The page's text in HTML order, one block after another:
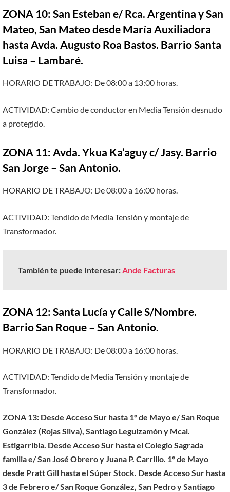
ZONA 10: San Esteban e/ Rca. Argentina y San
Mateo, San Mateo desde María Auxiliadora
hasta Avda. Augusto Roa Bastos. Barrio Santa
Luisa – Lambaré.
HORARIO DE TRABAJO: De 08:00 a 13:00 horas.
ACTIVIDAD: Cambio de conductor en Media Tensión desnudo
a protegido.
ZONA 11: Avda. Ykua Ka’aguy c/ Jasy. Barrio
San Jorge – San Antonio.
HORARIO DE TRABAJO: De 08:00 a 16:00 horas.
ACTIVIDAD: Tendido de Media Tensión y montaje de
Transformador.
También te puede Interesar:Ande Facturas
ZONA 12: Santa Lucía y Calle S/Nombre.
Barrio San Roque – San Antonio.
HORARIO DE TRABAJO: De 08:00 a 16:00 horas.
ACTIVIDAD: Tendido de Media Tensión y montaje de
Transformador.
ZONA 13: Desde Acceso Sur hasta 1° de Mayo e/ San Roque
González (Rojas Silva), Santiago Leguizamón y Mcal.
Estigarribia. Desde Acceso Sur hasta el Colegio Sagrada
familia e/ San José Obrero y Juana P. Carrillo. 1° de Mayo
desde Pratt Gill hasta el Súper Stock. Desde Acceso Sur hasta
3 de Febrero e/ San Roque González, San Pedro y Santiago